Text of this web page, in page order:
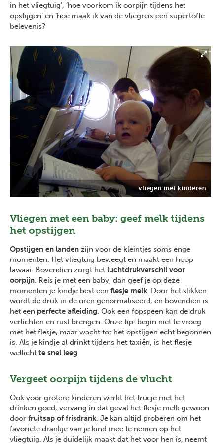
in het vliegtuig’, ‘hoe voorkom ik oorpijn tijdens het
opstijgen’ en ‘hoe maak ik van de vliegreis een supertoffe
belevenis?
vliegen met kinderen
Vliegen met een baby: geef melk tijdens
het opstijgen
Opstijgen en landen zijn voor de kleintjes soms enge
momenten. Het vliegtuig beweegt en maakt een hoop
lawaai. Bovendien zorgt het luchtdrukverschil voor
oorpijn. Reis je met een baby, dan geef je op deze
momenten je kindje best een flesje melk. Door het slikken
wordt de druk in de oren genormaliseerd, en bovendien is
het een perfecte afleiding. Ook een fopspeen kan de druk
verlichten en rust brengen. Onze tip: begin niet te vroeg
met het flesje, maar wacht tot het opstijgen echt begonnen
is. Als je kindje al drinkt tijdens het taxiën, is het flesje
wellicht te snel leeg.
Vergeet oorpijn tijdens de vlucht
Ook voor grotere kinderen werkt het trucje met het
drinken goed, vervang in dat geval het flesje melk gewoon
door fruitsap of frisdrank. Je kan altijd proberen om het
favoriete drankje van je kind mee te nemen op het
vliegtuig. Als je duidelijk maakt dat het voor hen is, neemt